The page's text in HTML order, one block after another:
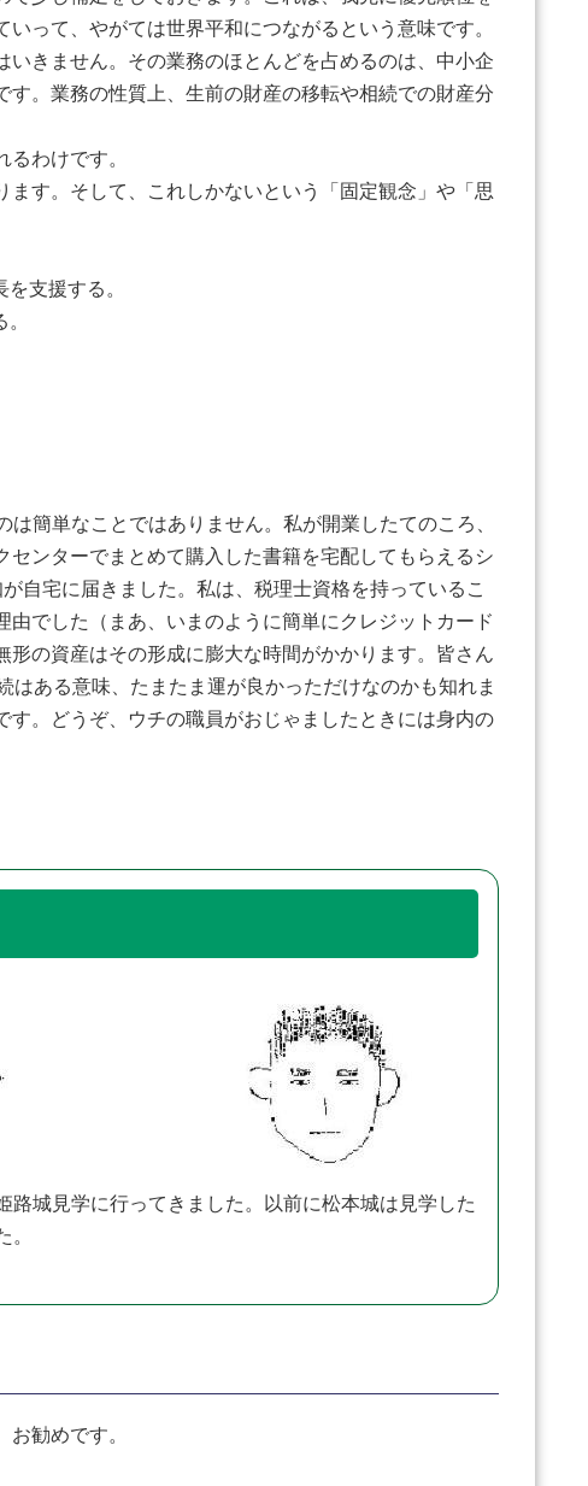
って、やがては世界平和につながるという意味です。
きません。その業務のほとんどを占めるのは、中小企
。業務の性質上、生前の財産の移転や相続での財産分
わけです。
す。そして、これしかないという「固定観念」や「思
支援する。
簡単なことではありません。私が開業したてのころ、
ンターでまとめて購入した書籍を宅配してもらえるシ
自宅に届きました。私は、税理士資格を持っているこ
でした（まあ、いまのように簡単にクレジットカード
の資産はその形成に膨大な時間がかかります。皆さん
ある意味、たまたま運が良かっただけなのかも知れま
。どうぞ、ウチの職員がおじゃましたときには身内の
城見学に行ってきました。以前に松本城は見学した
勧めです。